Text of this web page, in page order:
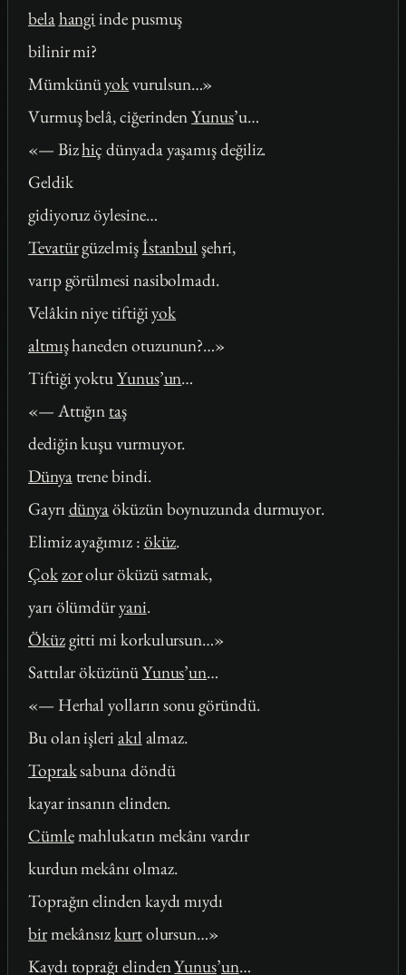
belahangi inde pusmuş
bilinir mi?
Mümkünüyokvurulsun…»
Vurmuş belâ, ciğerindenYunus’u…
«— Bizhiç dünyada yaşamış değiliz.
Geldik
gidiyoruz öylesine…
Tevatürgüzelmişİstanbul şehri,
varıp görülmesi nasibolmadı.
Velâkin niye tiftiğiyok
altmışhaneden otuzunun?…»
Tiftiği yoktuYunus’un…
«— Attığın taş
dediğin kuşu vurmuyor.
Dünyatrene bindi.
Gayrı dünyaöküzün boynuzunda durmuyor.
Elimiz ayağımız : öküz.
Çokzorolur öküzü satmak,
yarı ölümdüryani.
Öküzgitti mi korkulursun…»
Sattılar öküzünüYunus’un…
«— Herhal yolların sonu göründü.
Bu olan işleri akıl almaz.
Topraksabuna döndü
kayar insanın elinden.
Cümlemahlukatın mekânı vardır
kurdun mekânı olmaz.
Toprağın elinden kaydı mıydı
birmekânsızkurtolursun…»
Kaydı toprağı elindenYunus’un…